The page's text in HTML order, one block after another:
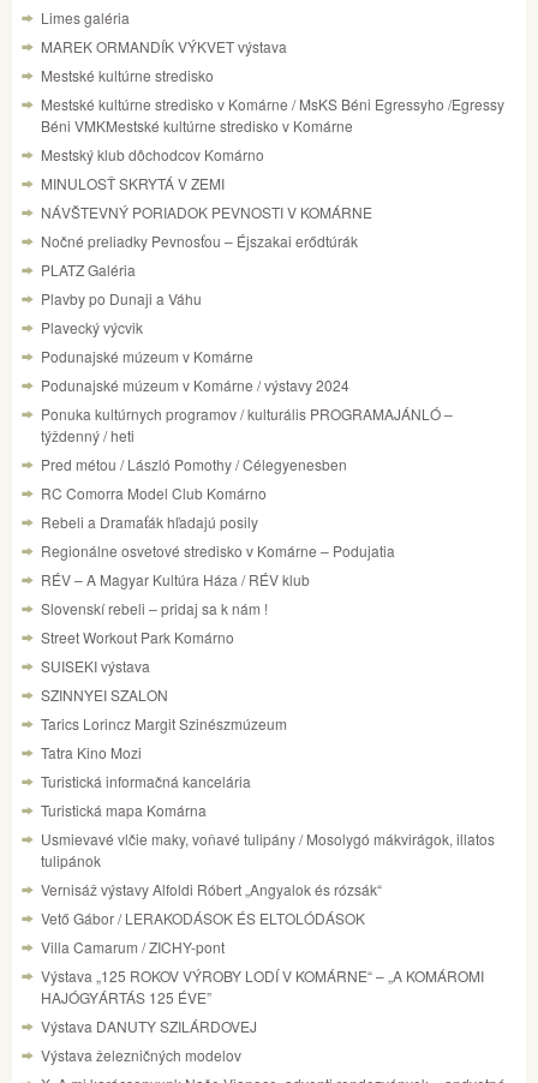
Limes galéria
MAREK ORMANDÍK VÝKVET výstava
Mestské kultúrne stredisko
Mestské kultúrne stredisko v Komárne / MsKS Béni Egressyho /Egressy
Béni VMKMestské kultúrne stredisko v Komárne
Mestský klub dôchodcov Komárno
MINULOSŤ SKRYTÁ V ZEMI
NÁVŠTEVNÝ PORIADOK PEVNOSTI V KOMÁRNE
Nočné preliadky Pevnosťou – Éjszakai erődtúrák
PLATZ Galéria
Plavby po Dunaji a Váhu
Plavecký výcvik
Podunajské múzeum v Komárne
Podunajské múzeum v Komárne / výstavy 2024
Ponuka kultúrnych programov / kulturális PROGRAMAJÁNLÓ –
týždenný / heti
Pred métou / László Pomothy / Célegyenesben
RC Comorra Model Club Komárno
Rebeli a Dramaťák hľadajú posily
Regionálne osvetové stredisko v Komárne – Podujatia
RÉV – A Magyar Kultúra Háza / RÉV klub
Slovenskí rebeli – pridaj sa k nám !
Street Workout Park Komárno
SUISEKI výstava
SZINNYEI SZALON
Tarics Lorincz Margit Szinészmúzeum
Tatra Kino Mozi
Turistická informačná kancelária
Turistická mapa Komárna
Usmievavé vlčie maky, voňavé tulipány / Mosolygó mákvirágok, illatos
tulipánok
Vernisáž výstavy Alfoldi Róbert „Angyalok és rózsák“
Vető Gábor / LERAKODÁSOK ÉS ELTOLÓDÁSOK
Villa Camarum / ZICHY-pont
Výstava „125 ROKOV VÝROBY LODÍ V KOMÁRNE“ – „A KOMÁROMI
HAJÓGYÁRTÁS 125 ÉVE”
Výstava DANUTY SZILÁRDOVEJ
Výstava železničných modelov